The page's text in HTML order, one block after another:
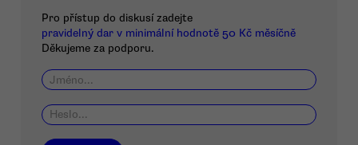
Pro přístup do diskusí zadejte
pravidelný dar v minimální hodnotě 50 Kč měsíčně
Děkujeme za podporu.